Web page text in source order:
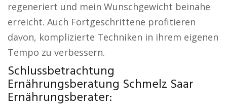
regeneriert und mein Wunschgewicht beinahe
erreicht. Auch Fortgeschrittene profitieren
davon, komplizierte Techniken in ihrem eigenen
Tempo zu verbessern.
Schlussbetrachtung
Ernährungsberatung Schmelz Saar
Ernährungsberater: